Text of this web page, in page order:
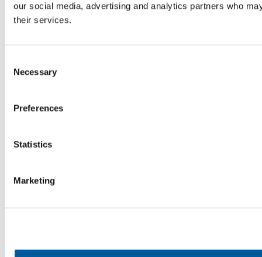
our social media, advertising and analytics partners who
their services.
Selection
Necessary
Preferences
Statistics
Marketing